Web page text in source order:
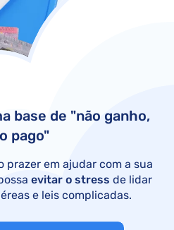
base de "não ganho,
pago"
prazer em ajudar com a sua
evitar o stress de lidar
e leis complicadas.